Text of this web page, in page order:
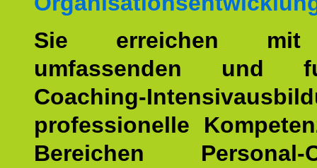
Sie erreichen mit
umfassenden und
Coaching-
professionelle
Bereichen Personal-